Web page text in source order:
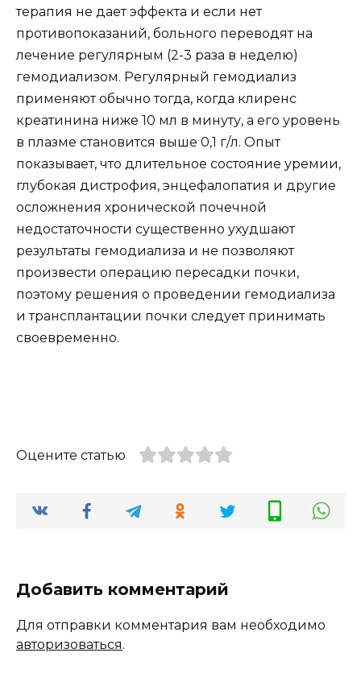
терапия не дает эффекта и если нет
противопоказаний, больного переводят на
лечение регулярным (2-3 раза в неделю)
гемодиализом. Регулярный гемодиализ
применяют обычно тогда, когда клиренс
креатинина ниже 10 мл в минуту, а его уровень
в плазме становится выше 0,1 г/л. Опыт
показывает, что длительное состояние уремии,
глубокая дистрофия, энцефалопатия и другие
осложнения хронической почечной
недостаточности существенно ухудшают
результаты гемодиализа и не позволяют
произвести операцию пересадки почки,
поэтому решения о проведении гемодиализа
и трансплантации почки следует принимать
своевременно.
Оцените статью
Добавить комментарий
Для отправки комментария вам необходимо
авторизоваться.